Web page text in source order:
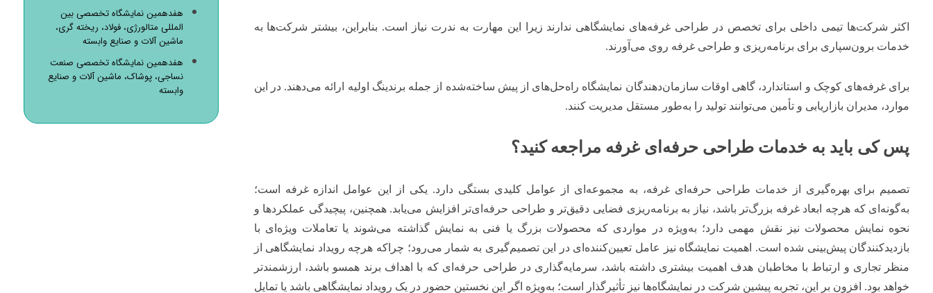
اکثر شرکت‌ها تیمی داخلی برای تخصص در طراحی غرفه‌های نمایشگاهی ندارند زیرا این مهارت به ندرت نیاز است. بنابراین، بیشتر شرکت‌ها به
خدمات برون‌سپاری برای برنامه‌ریزی و طراحی غرفه روی می‌آورند.
برای غرفه‌های کوچک و استاندارد، گاهی اوقات سازمان‌دهندگان نمایشگاه راه‌حل‌های از پیش ساخته‌شده از جمله برندینگ اولیه ارائه می‌دهند. در این
موارد، مدیران بازاریابی و تأمین می‌توانند تولید را به‌طور مستقل مدیریت کنند.
پس کی باید به خدمات طراحی حرفه‌ای غرفه مراجعه کنید؟
تصمیم برای بهره‌گیری از خدمات طراحی حرفه‌ای غرفه، به مجموعه‌ای از عوامل کلیدی بستگی دارد. یکی از این عوامل اندازه غرفه است؛
به‌گونه‌ای که هرچه ابعاد غرفه بزرگ‌تر باشد، نیاز به برنامه‌ریزی فضایی دقیق‌تر و طراحی حرفه‌ای‌تر افزایش می‌یابد. همچنین، پیچیدگی عملکردها و
نحوه نمایش محصولات نیز نقش مهمی دارد؛ به‌ویژه در مواردی که محصولات بزرگ یا فنی به نمایش گذاشته می‌شوند یا تعاملات ویژه‌ای با
بازدیدکنندگان پیش‌بینی شده است. اهمیت نمایشگاه نیز عامل تعیین‌کننده‌ای در این تصمیم‌گیری به شمار می‌رود؛ چراکه هرچه رویداد نمایشگاهی از
منظر تجاری و ارتباط با مخاطبان هدف اهمیت بیشتری داشته باشد، سرمایه‌گذاری در طراحی حرفه‌ای که با اهداف برند همسو باشد، ارزشمندتر
خواهد بود. افزون بر این، تجربه پیشین شرکت در نمایشگاه‌ها نیز تأثیرگذار است؛ به‌ویژه اگر این نخستین حضور در یک رویداد نمایشگاهی باشد یا تمایل
هفدهمین نمایشگاه تخصصی بین
المللی متالورژی، فولاد، ریخته گری،
ماشین آلات و صنایع وابسته
هفدهمین نمایشگاه تخصصی صنعت
نساجی، پوشاک، ماشین آلات و صنایع
وابسته